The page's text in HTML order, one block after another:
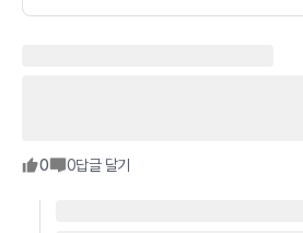
0 0답글 달기